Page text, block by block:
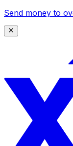
Send money to